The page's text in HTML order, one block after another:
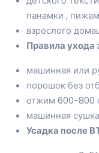
панамки ,
взрослого
Правила ухода
машинная или
порошок без
отжим 600-800
машинная
Усадка после